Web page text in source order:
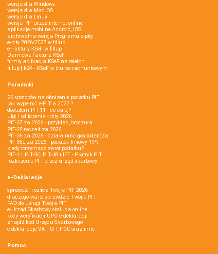
wersja dla Windows
wersja dla Mac OS
wersja dla Linux
wersja PIT przez internet online
aplikacje mobilne Android, iOS
archiwalna wersja Programu e-pity
e-pity 2026/2027 w fillup
e‑Faktury KSeF w fillup
Darmowa faktura KSeF
firmly aplikacja KSeF na telefon
fillup | k24 - KSeF w biurze rachunkowym
Poradniki
26 sposobów na obniżenie podatku PIT
jak wypełnić e-PIT'a 2027 ?
dostałem PIT-11 i co dalej?
ulgi i odliczenia - pity 2026
PIT-37 za 2026 - przykład, broszura
PIT-28 ryczałt za 2026
PIT-36 za 2026 - działalność gospodarcza
PIT-36L za 2026 - podatek liniowy 19%
kiedy otrzymasz zwrot podatku?
PIT-11, PIT-8C, PIT-4R i IFT - Płatnik PIT
rozliczenie PIT przez urząd skarbowy
e-Deklaracje
sprawdź i rozlicz Twój e PIT 2026
dlaczego warto sprawdzić Twój e-PIT
FAQ do usługi Twój e-PIT
e-Urząd Skarbowy obsługa online
kody weryfikacji UPO e-deklaracji
znajdź kod Urzędu Skarbowego
e-deklaracje VAT, CIT, PCC oraz inne
Pomoc